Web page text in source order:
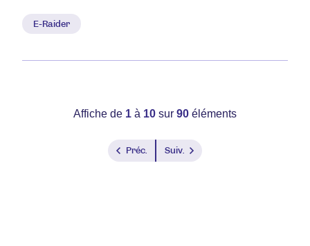
E-Raider
Affiche de 1 à 10 sur 90 éléments
Préc. Suiv.